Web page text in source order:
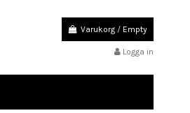
Varukorg / Empty
Logga in